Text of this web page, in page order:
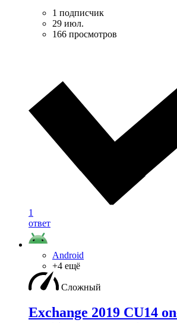
1 подписчик
29 июл.
166 просмотров
1
ответ
Android
+4 ещё
Сложный
Exchange 2019 CU14